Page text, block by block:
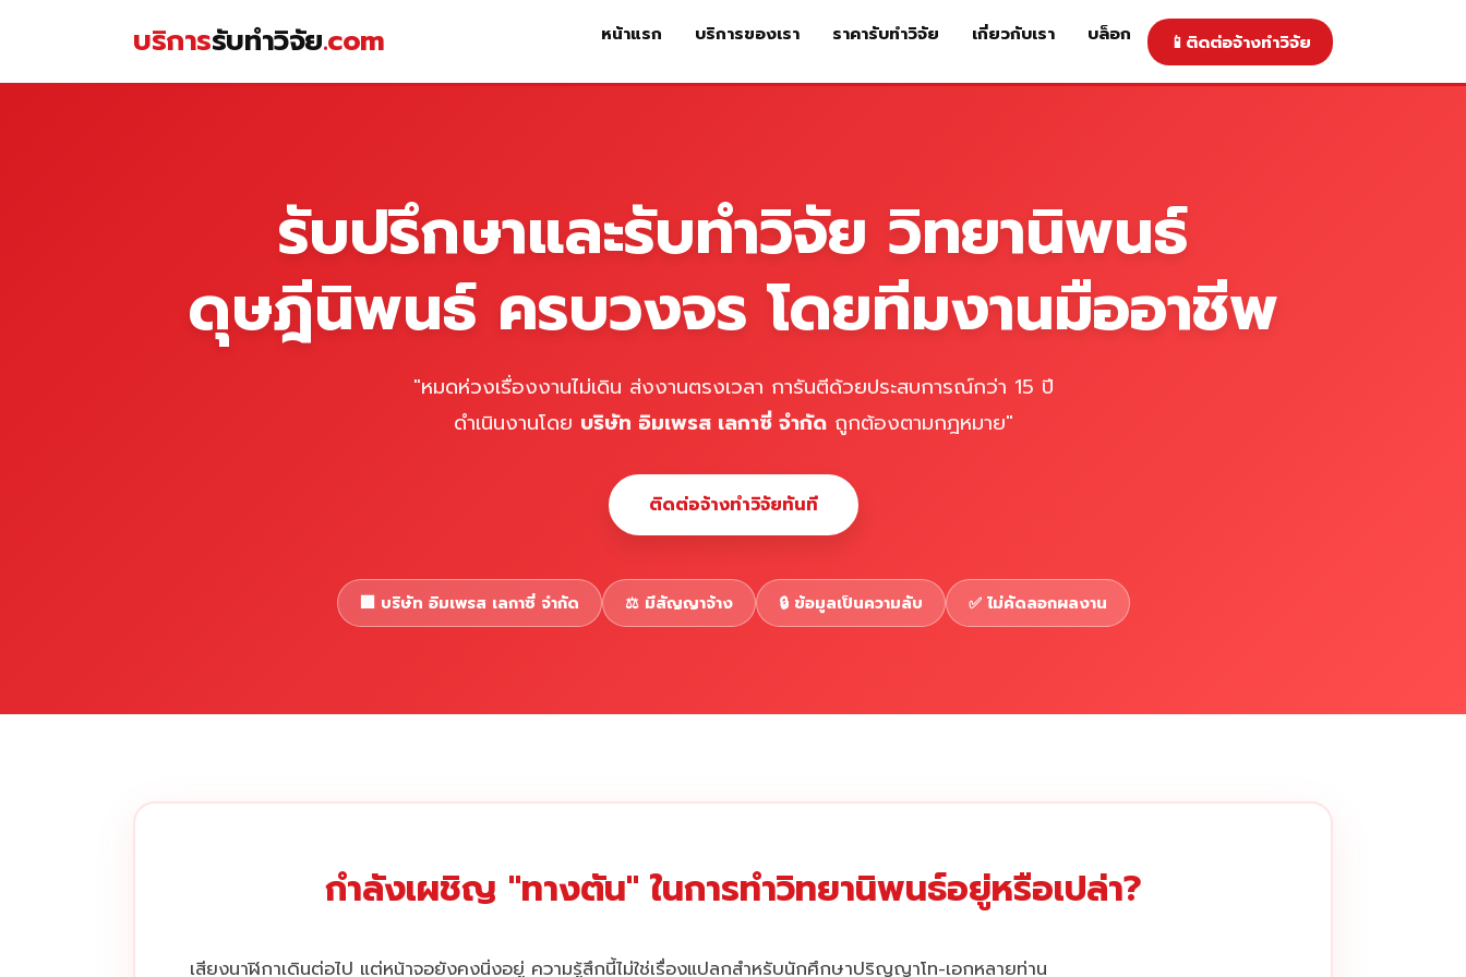
หน้าแรก บริการของเรา ราคารับทำวิจัย ติดต่อจ้างทำวิจัย เกี่ยวกับเรา
บริการรับทำวิจัย.com หน้าแรก บริการของเรา ราคารับทำวิจัย เกี่ยวกับเรา บล็อก 📱 ติดต่อจ้างทำวิจัย
รับปรึกษาและรับทำวิจัย วิทยานิพนธ์
ดุษฎีนิพนธ์ ครบวงจร โดยทีมงานมืออาชีพ
"หมดห่วงเรื่องงานไม่เดิน ส่งงานตรงเวลา การันตีด้วยประสบการณ์กว่า 15 ปี
ดำเนินงานโดย บริษัท อิมเพรส เลกาซี่ จำกัดถูกต้องตามกฎหมาย"
ติดต่อจ้างทำวิจัยทันที
🏢 บริษัท อิมเพรส เลกาซี่ จำกัด ⚖️ มีสัญญาจ้าง 🔒 ข้อมูลเป็นความลับ ✅ ไม่คัดลอกผลงาน
กำลังเผชิญ "ทางตัน" ในการทำวิทยานิพนธ์อยู่หรือเปล่า?
เสียงนาฬิกาเดินต่อไป แต่หน้าจอยังคงนิ่งอยู่ ความรู้สึกนี้ไม่ใช่เรื่องแปลกสำหรับนักศึกษาปริญญาโท-เอกหลายท่าน